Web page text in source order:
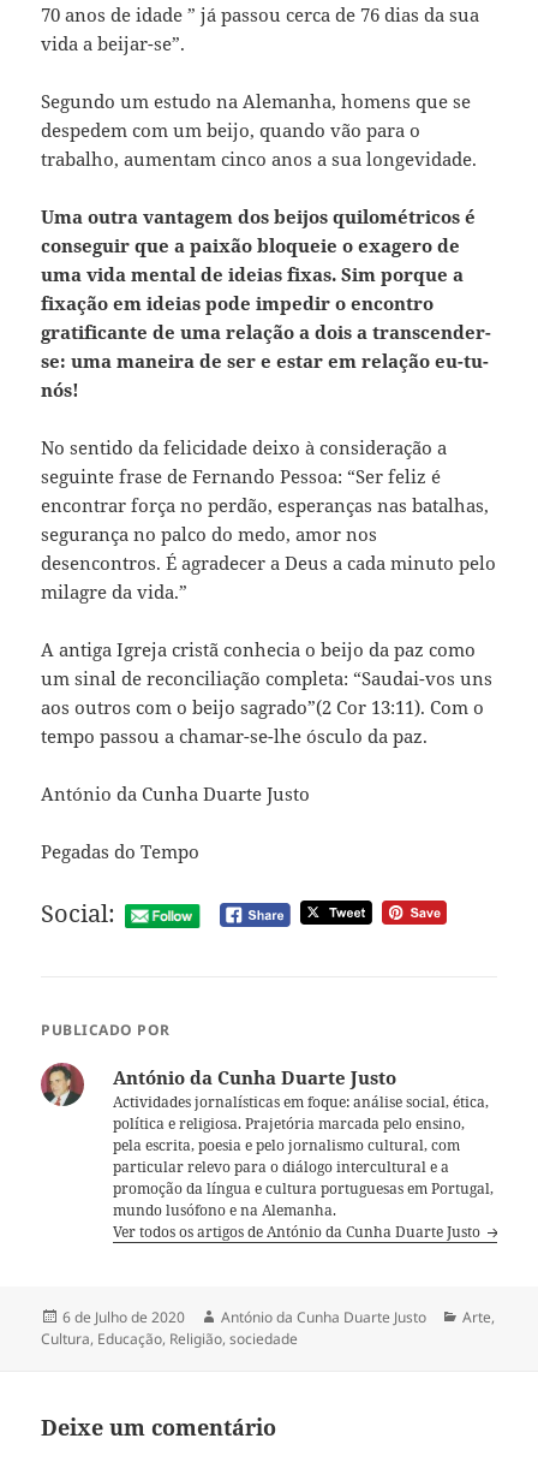
70 anos de idade ” já passou cerca de 76 dias da sua
vida a beijar-se”.
Segundo um estudo na Alemanha, homens que se
despedem com um beijo, quando vão para o
trabalho, aumentam cinco anos a sua longevidade.
Uma outra vantagem dos beijos quilométricos é
conseguir que a paixão bloqueie o exagero de
uma vida mental de ideias fixas. Sim porque a
fixação em ideias pode impedir o encontro
gratificante de uma relação a dois a transcender-
se: uma maneira de ser e estar em relação eu-tu-
nós!
No sentido da felicidade deixo à consideração a
seguinte frase de Fernando Pessoa: “Ser feliz é
encontrar força no perdão, esperanças nas batalhas,
segurança no palco do medo, amor nos
desencontros. É agradecer a Deus a cada minuto pelo
milagre da vida.”
A antiga Igreja cristã conhecia o beijo da paz como
um sinal de reconciliação completa: “Saudai-vos uns
aos outros com o beijo sagrado”(2 Cor 13:11). Com o
tempo passou a chamar-se-lhe ósculo da paz.
António da Cunha Duarte Justo
Pegadas do Tempo
Social:
PUBLICADO POR
António da Cunha Duarte Justo
Actividades jornalísticas em foque: análise social, ética,
política e religiosa. Prajetória marcada pelo ensino,
pela escrita, poesia e pelo jornalismo cultural, com
particular relevo para o diálogo intercultural e a
promoção da língua e cultura portuguesas em Portugal,
mundo lusófono e na Alemanha.
Ver todos os artigos de António da Cunha Duarte Justo
Publicado
a
6 de Julho de 2020 Autor
António da Cunha Duarte Justo Categorias
Arte,
Cultura, Educação, Religião,sociedade
Deixe um comentário